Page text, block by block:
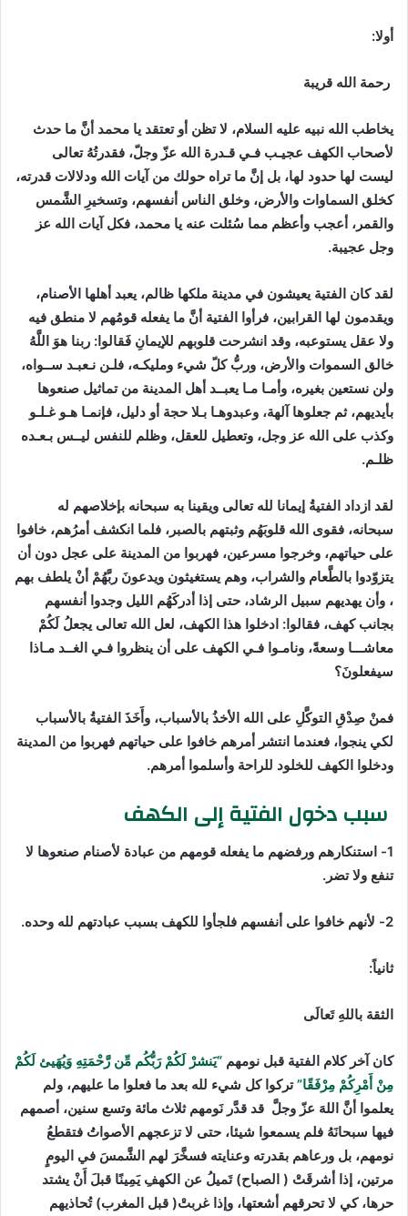
أولا:
رحمة الله قريبة
يخاطب الله نبيه عليه السلام، لا تظن أو تعتقد يا محمد أنَّ ما حدث
لأصحاب الكهف عجيـب فـي قـدرة الله عزّ وجلّ، فقدرتُهُ تعالى
ليست لها حدود لها، بل إنَّ ما تراه حولك من آيات الله ودلالات قدرته،
كخلق السماوات والأرض، وخلق الناس أنفسهم، وتسخيرِ الشَّمس
والقمر، أعجب وأعظم مما سُئلت عنه يا محمد، فكل آيات الله عز
وجل عجيبة.
لقد كان الفتية يعيشون في مدينة ملكها ظالم، يعبد أهلها الأصنام،
ويقدمون لها القرابين، فرأوا الفتية أنَّ ما يفعله قومُهم لا منطق فيه
ولا عقل يستوعبه، وقد انشرحت قلوبهم للإيمانِ فَقالوا: ربنا هوَ اللَّهُ
خالق السموات والأرض، وربُّ كلّ شيء ومليكـه، فلـن نـعبـد ســواه،
ولن نستعين بغيره، وأمـا مـا يعبــد أهل المدينة من تماثيل صنعوها
بأيديهم، ثم جعلوها آلهة، وعبدوهـا بـلا حجة أو دليل، فإنمـا هـو غـلـو
وكذب على الله عز وجل، وتعطيل للعقل، وظلم للنفس ليــس بـعـده
ظلـم.
لقد ازداد الفتيةُ إيمانا لله تعالى ويقينا به سبحانه بإخلاصهم له
سبحانه، فقوى الله قلوبَهُم وثبتهم بالصبر، فلما انكشف أمرُهم، خافوا
على حياتهم، وخرجوا مسرعين، فهربوا من المدينة على عجل دون أن
يتزوّدوا بالطَّعام والشراب، وهم يستغيثون ويدعونَ ربَّهُمْ أنْ يلطف بهم
، وأن يهديهم سبيل الرشاد، حتى إذا أدركَهُم الليل وجدوا أنفسهم
بجانب كهف، فقالوا: ادخلوا هذا الكهف، لعل الله تعالى يجعلُ لَكُمْ
معاشـــا وسعةً، ونامـوا فـي الكهف على أن ينظروا فـي الغــد مـاذا
سيفعلونَ؟
فمنْ صِدْقِ التوكَّلِ على الله الأخذُ بالأسباب، وأَخَذَ الفتيةُ بالأسباب
لكي ينجوا ، فعندما انتشر أمرهم خافوا على حياتهم فهربوا من المدينة
ودخلوا الكهف للخلود للراحة وأسلموا أمرهم.
سبب دخول الفتية إلى الكهف
1- استنكارهم ورفضهم ما يفعله قومهم من عبادة لأصنام صنعوها لا
تنفع ولا تضر.
2- لأنهم خافوا على أنفسهم فلجأوا للكهف بسبب عبادتهم لله وحده.
ثانياً:
الثقة باللهِ تَعالَى
كان آخر كلام الفتية قبل نومهم “يَنشرْ لَكُمْ رَبُّكُم مِّن رَّحْمَتِهِ وَيُهَيئ لَكُمْ
مِنْ أَمْرِكُمْ مِرْفَقًا”تركوا كل شيء لله بعد ما فعلوا ما عليهم، ولم
يعلموا أنَّ اللهَ عزّ وجلَّ قد قدَّر نَومهم ثلاث مائة وتسع سنين، أصمهم
فيها سبحانَهُ فلم يسمعوا شيئا، حتى لا تزعجهم الأصواتُ فتقطعُ
نومهم، بل ورعاهم بقدرته وعنايته فسخَّرَ لهم الشَّمسَ في اليومٍ
مرتين، إذا أشرقَتْ ( الصباح) تَميلُ عن الكهفِ يَمِينًا قبلَ أَنْ يشتد
حرها، كي لا تحرقهم أشعتها، وإذا غربتْ( قبل المغرب) تُحاذيهم